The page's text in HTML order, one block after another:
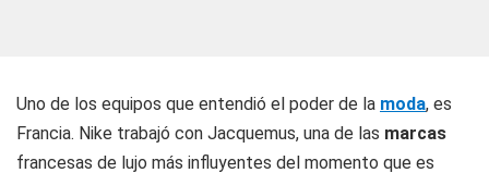
Uno de los equipos que entendió el poder de la moda, es
Francia. Nike trabajó con Jacquemus, una de las marcas
francesas de lujo más influyentes del momento que es